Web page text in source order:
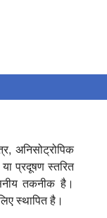
अनिसोट्रोपिक
प्रदूषण स्तरित
तकनीक है।
स्थापित है।